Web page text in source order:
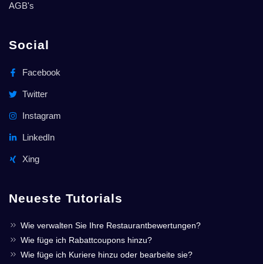
AGB's
Social
Facebook
Twitter
Instagram
LinkedIn
Xing
Neueste Tutorials
Wie verwalten Sie Ihre Restaurantbewertungen?
Wie füge ich Rabattcoupons hinzu?
Wie füge ich Kuriere hinzu oder bearbeite sie?